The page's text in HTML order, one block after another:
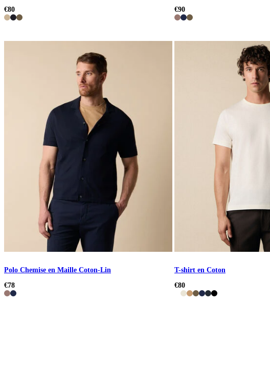
€80
€90
Polo Chemise en Maille Coton-Lin
€78
T-shirt en Coton
€80